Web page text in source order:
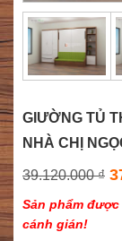
GIƯỜNG TỦ
NHÀ CHỊ
39.120.000₫
Sản phẩm
cánh gián!